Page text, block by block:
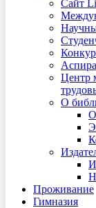
Сайт
Центр
О
Проживание
Гимназия